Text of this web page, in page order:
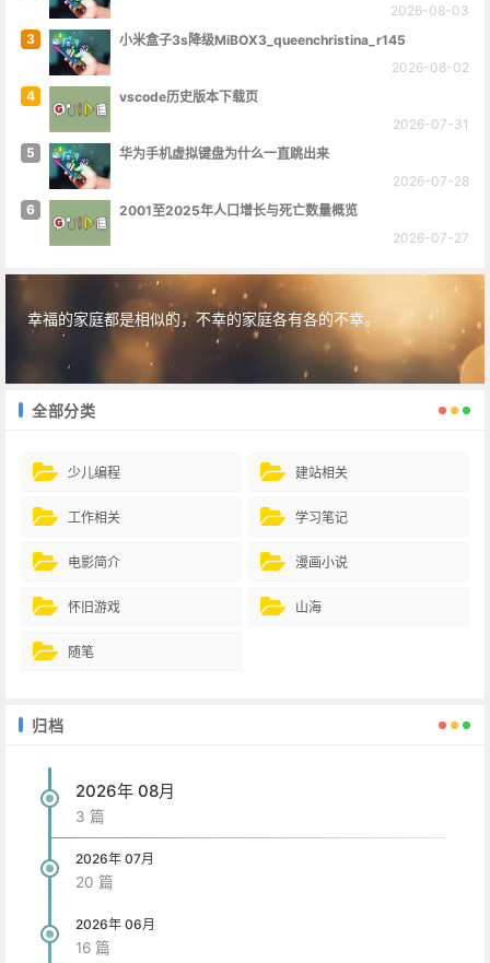
2026-08-03
3
小米盒子3s降级MiBOX3_queenchristina_r145
2026-08-02
4
vscode历史版本下载页
2026-07-31
5
华为手机虚拟键盘为什么一直跳出来
2026-07-28
6
2001至2025年人口增长与死亡数量概览
2026-07-27
幸福的家庭都是相似的，不幸的家庭各有各的不幸。
全部分类
少儿编程 建站相关
工作相关 学习笔记
电影简介 漫画小说
怀旧游戏 山海
随笔
归档
2026年 08月
3 篇
2026年 07月
20 篇
2026年 06月
16 篇